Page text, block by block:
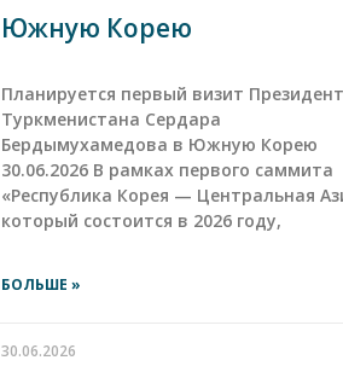
Южную Корею
Планируется первый визит
Туркменистана Сердара
Бердымухамедова в Южную Корею
30.06.2026 В рамках первого саммита
«Республика Корея — Центральная
который состоится в 2026 году,
БОЛЬШЕ »
30.06.2026